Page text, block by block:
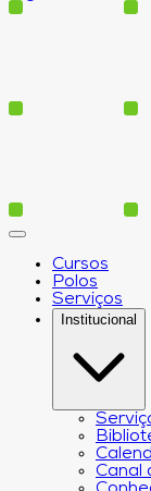
Cursos
Polos
Serviços
Institucional
Canal